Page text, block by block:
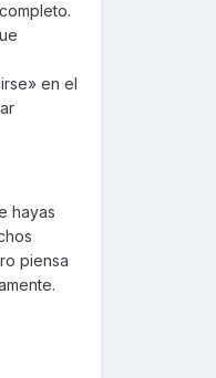
en el
hayas
piensa